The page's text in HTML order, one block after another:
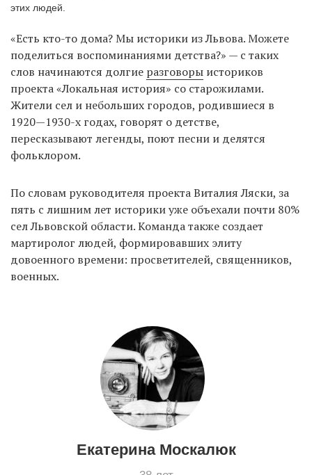
этих людей.
«Есть кто-то дома? Мы историки из Львова. Можете
поделиться воспоминаниями детства?» — с таких
слов начинаются долгие разговоры историков
проекта «Локальная история» со старожилами.
Жители сел и небольших городов, родившиеся в
1920—1930-х годах, говорят о детстве,
пересказывают легенды, поют песни и делятся
фольклором.
По словам руководителя проекта Виталия Ляски, за
пять с лишним лет историки уже объехали почти 80%
сел Львовской области. Команда также создает
мартиролог людей, формировавших элиту
довоенного времени: просветителей, священников,
военных.
Екатерина Москалюк